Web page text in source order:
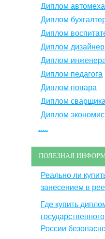
Диплом
Диплом
Диплом
Диплом
Диплом
Диплом педагога
Диплом повара
Диплом сварщика
Диплом
.....
ПОЛЕЗНАЯ
Реально ли
занесением в
Где купить
России